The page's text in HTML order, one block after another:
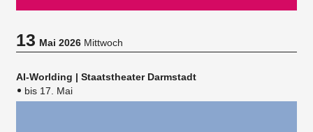
13Mai 2026 Mittwoch
AI-Worlding | Staatstheater Darmstadt
bis 17. Mai